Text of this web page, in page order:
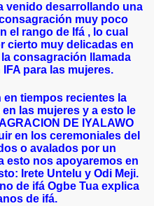
venido desarrollando una
muy poco
el rango de Ifá , lo cual
cierto muy delicadas en
consagración llamada
IFA para las mujeres.
tiempos recientes la
las mujeres y a esto le
DE IYALAWO
en los ceremoniales del
o avalados por un
esto nos apoyaremos en
Irete Untelu y Odi Meji.
de ifá Ogbe Tua explica
de ifá.